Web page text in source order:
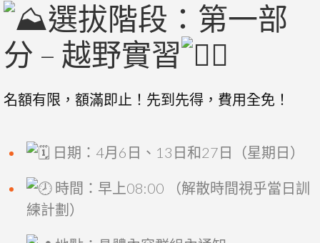
選拔階段：第一部
分 – 越野實習
名額有限，額滿即止！先到先得，費用全免！
日期：4月6日、13日和27日（星期日）
時間：早上08:00 （解散時間視乎當日訓
練計劃）